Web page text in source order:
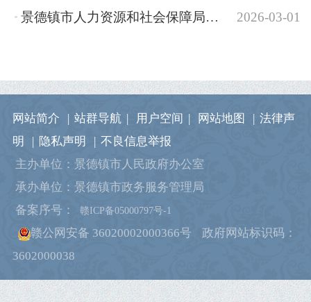
2026-03-01
景德镇市人力资源和社会保障局2026年部门预算
网站简介 | 站群导航 | 用户空间 | 网站地图 | 法律声
明
| 隐私声明 | 不良信息举报
主办单位：景德镇市人民政府办公室
承办单位：景德镇市政务服务管理局
备案序号：
赣ICP备05000797号-1
赣公网安备 36020002000366号
政府网站标识码：
3602000038